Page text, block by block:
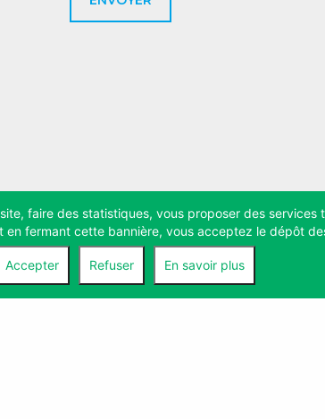
faire des statistiques, vous proposer des
en fermant cette bannière, vous acceptez le dépôt
Accepter Refuser En savoir plus